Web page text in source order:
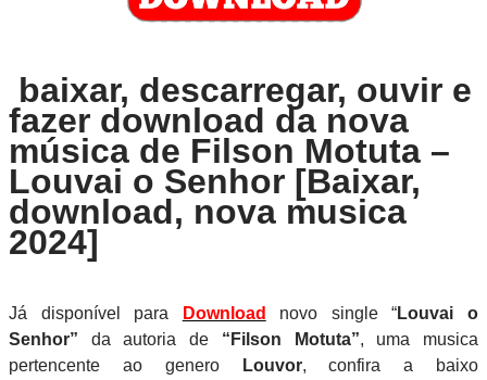
baixar, descarregar, ouvir e
fazer download da nova
música de Filson Motuta –
Louvai o Senhor [Baixar,
download, nova musica
2024]
Já disponível para Download novo single“Louvai o
Senhor” da autoria de “Filson Motuta”, uma musica
pertencente ao genero
Louvor, confira a baixo